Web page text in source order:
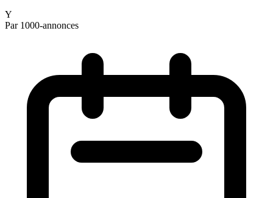
Y
Par 1000-annonces